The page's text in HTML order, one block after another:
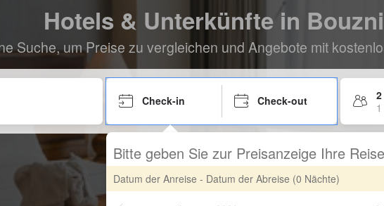
Hotels & Unterkünfte in
Suche, um Preise zu vergleichen und Angebote mit
Check-in Check-out
Bitte geben Sie zur Preisanzeige Ihre
Datum der Anreise - Datum der Abreise (0 Nächte)